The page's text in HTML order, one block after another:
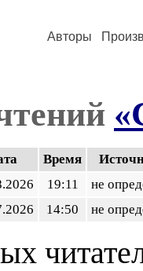
Авторы
Время
19:11
не
14:50 не